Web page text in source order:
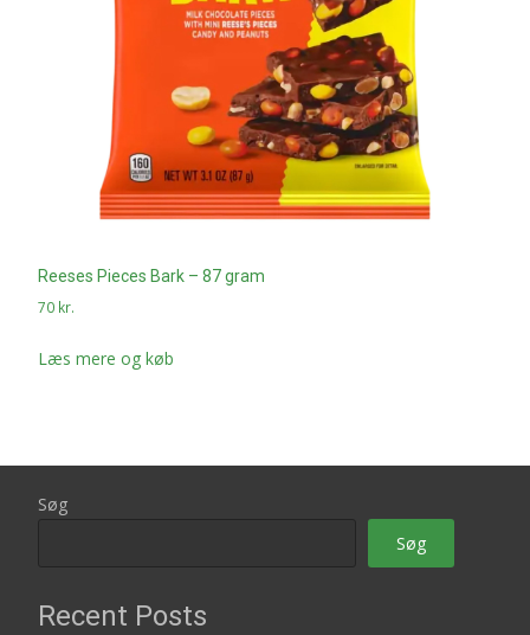
Reeses Pieces Bark – 87 gram
70 kr.
Læs mere og køb
Søg
Søg
Recent Posts